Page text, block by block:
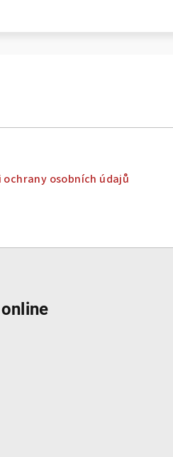
ochrany osobních údajů